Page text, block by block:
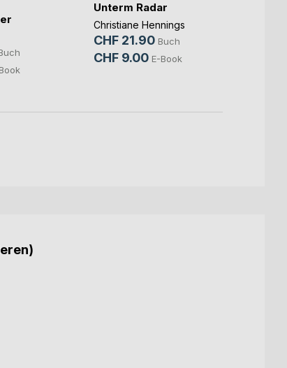
Unterm Radar
Christiane Hennings
CHF 21.90 Buch
CHF 9.00 E-Book